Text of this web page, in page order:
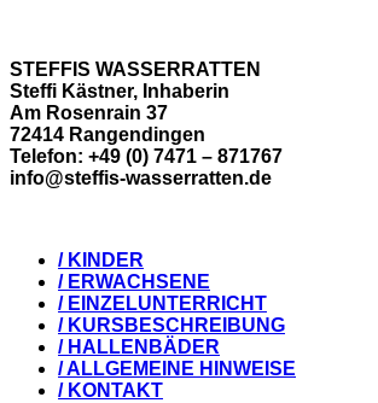
STEFFIS WASSERRATTEN
Steffi Kästner, Inhaberin
Am Rosenrain 37
72414 Rangendingen
Telefon: +49 (0) 7471 – 871767
info@steffis-wasserratten.de
/ KINDER
/ ERWACHSENE
/ EINZELUNTERRICHT
/ KURSBESCHREIBUNG
/ HALLENBÄDER
/ ALLGEMEINE HINWEISE
/ KONTAKT